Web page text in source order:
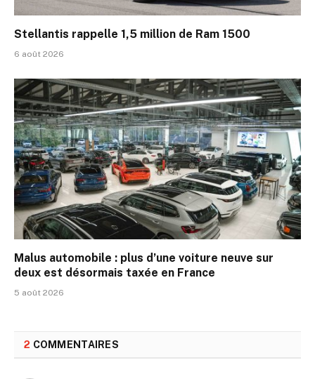
Stellantis rappelle 1,5 million de Ram 1500
6 août 2026
Malus automobile : plus d’une voiture neuve sur
deux est désormais taxée en France
5 août 2026
2 COMMENTAIRES